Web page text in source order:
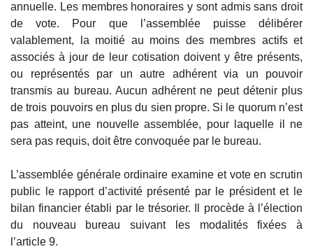
annuelle. Les membres honoraires y sont admis sans droit
de vote. Pour que l’assemblée puisse délibérer
valablement, la moitié au moins des membres actifs et
associés à jour de leur cotisation doivent y être présents,
ou représentés par un autre adhérent via un pouvoir
transmis au bureau. Aucun adhérent ne peut détenir plus
de trois pouvoirs en plus du sien propre. Si le quorum n’est
pas atteint, une nouvelle assemblée, pour laquelle il ne
sera pas requis, doit être convoquée par le bureau.
L’assemblée générale ordinaire examine et vote en scrutin
public le rapport d’activité présenté par le président et le
bilan financier établi par le trésorier. Il procède à l’élection
du nouveau bureau suivant les modalités fixées à
l’article 9.